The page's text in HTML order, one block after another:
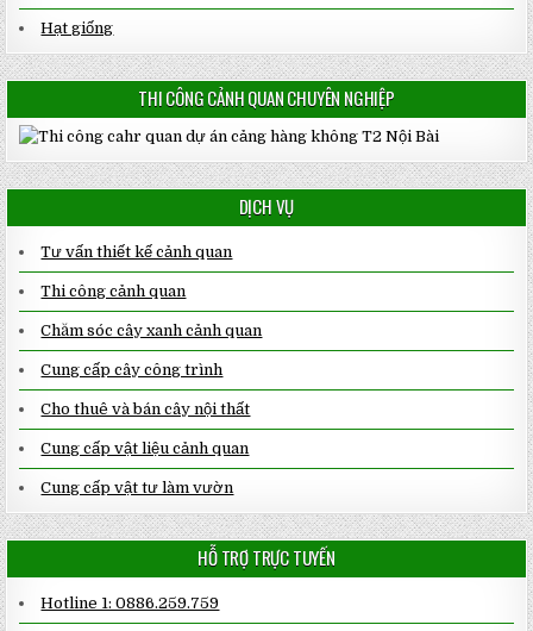
Hạt giống
THI CÔNG CẢNH QUAN CHUYÊN NGHIỆP
DỊCH VỤ
Tư vấn thiết kế cảnh quan
Thi công cảnh quan
Chăm sóc cây xanh cảnh quan
Cung cấp cây công trình
Cho thuê và bán cây nội thất
Cung cấp vật liệu cảnh quan
Cung cấp vật tư làm vườn
HỖ TRỢ TRỰC TUYẾN
Hotline 1: 0886.259.759